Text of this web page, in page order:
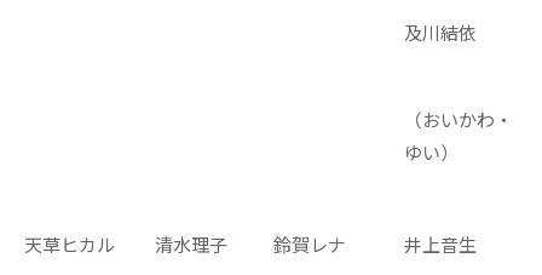
及川結依
（おいかわ・
ゆい）
天草ヒカル 清水理子 鈴賀レナ 井上音生